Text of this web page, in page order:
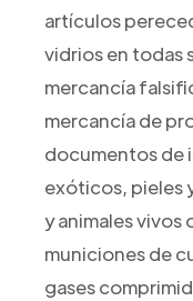
artículos
vidrios en todas
mercancía
mercancía de
documentos de
exóticos, pieles
y animales vivos
municiones de
gases